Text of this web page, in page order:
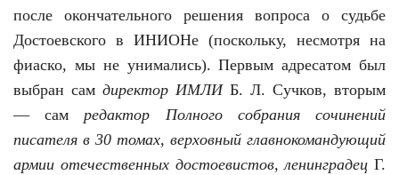
после окончательного решения вопроса о судьбе
Достоевского в ИНИОНе (поскольку, несмотря на
фиаско, мы не унимались). Первым адресатом был
выбран сам директор ИМЛИ Б. Л. Сучков, вторым
— самредактор Полного собрания сочинений
писателя в 30 томах, верховный главнокомандующий
армии отечественных достоевистов, ленинградец Г.